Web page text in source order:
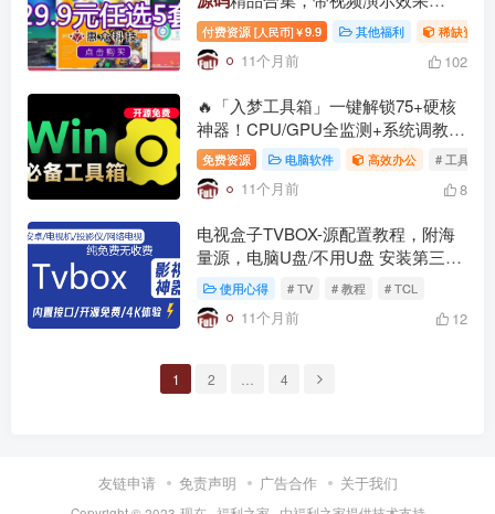
36+套，持续更新可联系站长订做
付费资源 [人民币]￥9.9 其他福利 稀缺资源
11个月前 102
🔥「入梦工具箱」一键解锁75+硬核
神器！CPU/GPU全监测+系统调教竟
如此简单？
免费资源 电脑软件 高效办公 # 工具箱
11个月前 8
电视盒子TVBOX-源配置教程，附海
量源，电脑U盘/不用U盘 安装第三方
app方法
使用心得 # TV # 教程 # TCL
11个月前 12
1 2 4
友链申请 免责声明 广告合作 关于我们